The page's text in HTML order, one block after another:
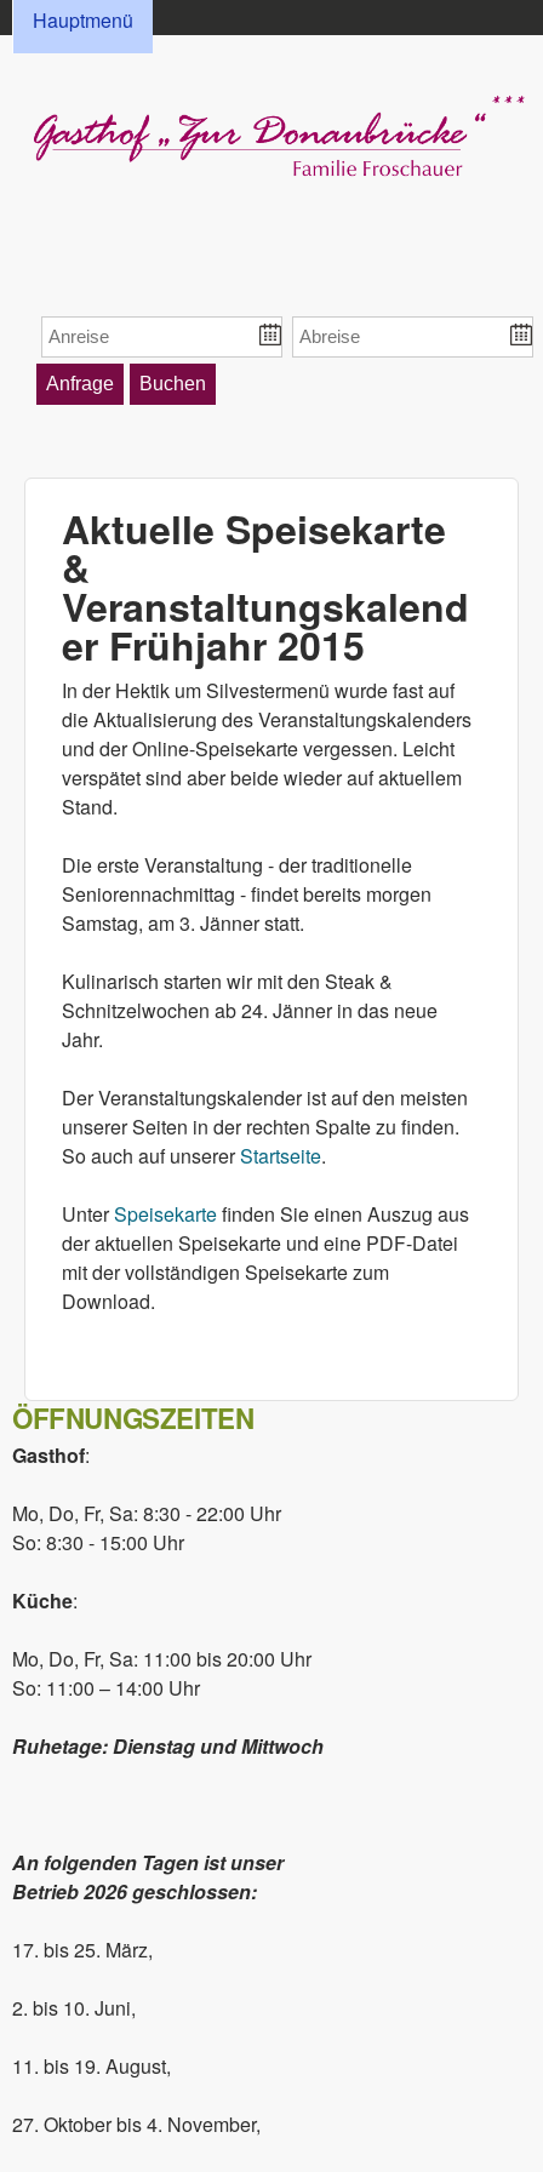
HAUPTMENÜ
Hauptmenü
Donaubrücke“
Froschauer
Aktuelle Speisekarte
&
Veranstaltungskalend
er Frühjahr 2015
In der Hektik um Silvestermenü wurde fast auf
die Aktualisierung des Veranstaltungskalenders
und der Online-Speisekarte vergessen. Leicht
verspätet sind aber beide wieder auf aktuellem
Stand.
Die erste Veranstaltung - der traditionelle
Seniorennachmittag - findet bereits morgen
Samstag, am 3. Jänner statt.
Kulinarisch starten wir mit den Steak &
Schnitzelwochen ab 24. Jänner in das neue
Jahr.
Der Veranstaltungskalender ist auf den meisten
unserer Seiten in der rechten Spalte zu finden.
So auch auf unsererStartseite.
UnterSpeisekartefinden Sie einen Auszug aus
der aktuellen Speisekarte und eine PDF-Datei
mit der vollständigen Speisekarte zum
Download.
ÖFFNUNGSZEITEN
Gasthof:
Mo, Do, Fr, Sa: 8:30 - 22:00 Uhr
So: 8:30 - 15:00 Uhr
Küche:
Mo, Do, Fr, Sa: 11:00 bis 20:00 Uhr
So: 11:00 – 14:00 Uhr
Ruhetage: Dienstag und Mittwoch
An folgenden Tagen ist unser
Betrieb 2026 geschlossen:
17. bis 25. März,
2. bis 10. Juni,
11. bis 19. August,
27. Oktober bis 4. November,